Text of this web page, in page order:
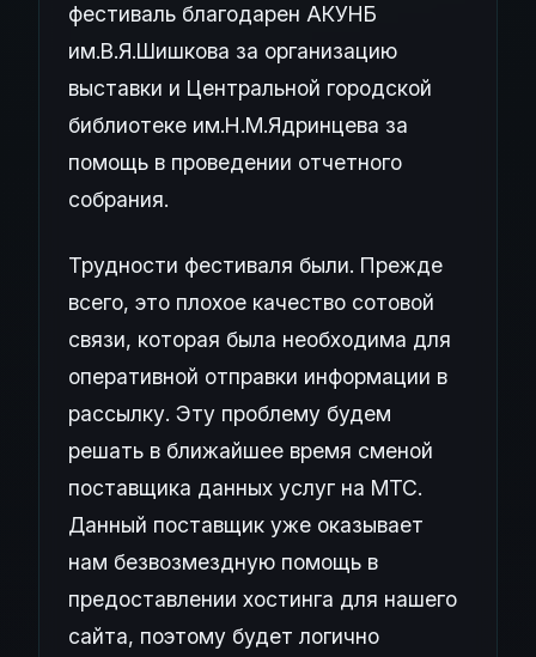
фестиваль благодарен АКУНБ
им.В.Я.Шишкова за организацию
выставки и Центральной городской
библиотеке им.Н.М.Ядринцева за
помощь в проведении отчетного
собрания.
Трудности фестиваля были. Прежде
всего, это плохое качество сотовой
связи, которая была необходима для
оперативной отправки информации в
рассылку. Эту проблему будем
решать в ближайшее время сменой
поставщика данных услуг на МТС.
Данный поставщик уже оказывает
нам безвозмездную помощь в
предоставлении хостинга для нашего
сайта, поэтому будет логично